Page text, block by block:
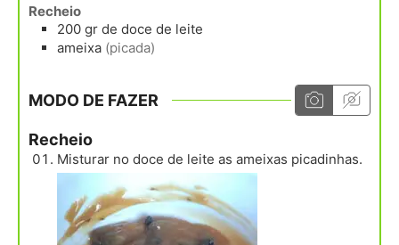
Recheio
200 gr de doce de leite
ameixa (picada)
MODO DE FAZER
Recheio
Misturar no doce de leite as ameixas picadinhas.